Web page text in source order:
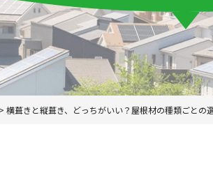
> 横葺きと縦葺き、どっちがいい？屋根材の種類ごとの